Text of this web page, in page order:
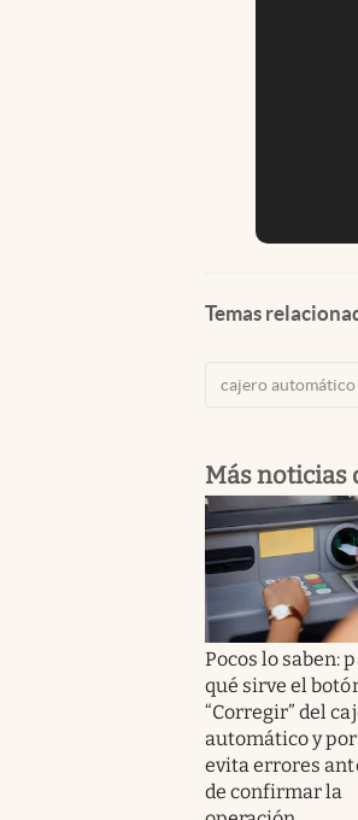
Temas
cajero automático
Más noticias
Pocos lo saben:
qué sirve el
“Corregir” del
automático y
evita errores
de confirmar la